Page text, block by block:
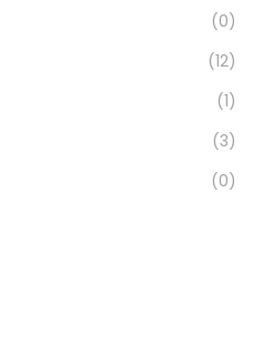
(0)
(12)
(1)
(3)
(0)